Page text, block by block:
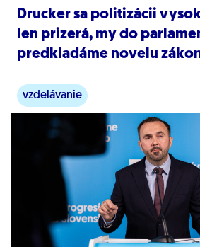
Drucker sa politizácii
len prizerá, my do
predkladáme novelu
vzdelávanie